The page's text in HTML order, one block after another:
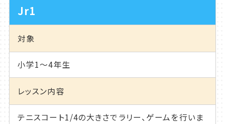
Jr1
対象
小学1～4年生
レッスン内容
テニスコート1/4の大きさでラリー、ゲームを行いま